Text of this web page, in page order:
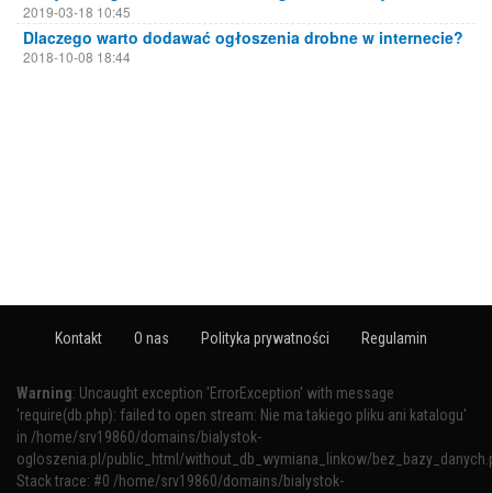
2019-03-18 10:45
Dlaczego warto dodawać ogłoszenia drobne w internecie?
2018-10-08 18:44
Kontakt O nas Polityka prywatności Regulamin
Warning: Uncaught exception 'ErrorException' with message
'require(db.php): failed to open stream: Nie ma takiego pliku ani katalogu'
in /home/srv19860/domains/bialystok-
ogloszenia.pl/public_html/without_db_wymiana_linkow/
Stack trace: #0 /home/srv19860/domains/bialystok-